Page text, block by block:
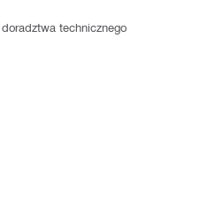
technicznego